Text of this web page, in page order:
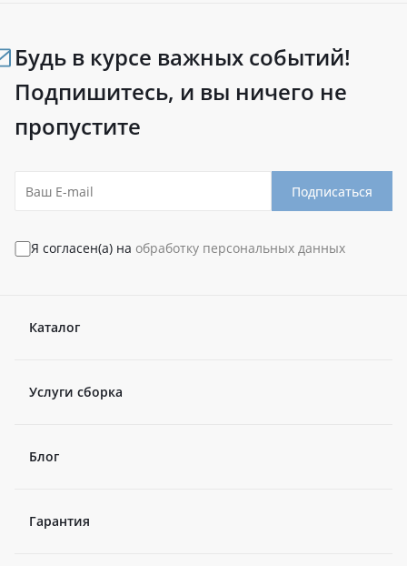
Будь в курсе важных событий!
Подпишитесь, и вы ничего не
пропустите
Подписаться
Я согласен(а) на обработку персональных данных
Каталог
Услуги сборка
Блог
Гарантия